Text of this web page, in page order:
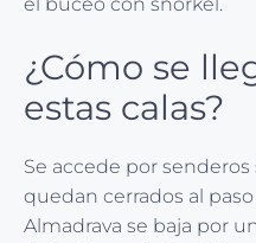
¿Cómo se
estas calas?
Se accede por
quedan cerrados al
Almadrava se baja por